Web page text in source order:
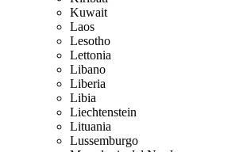
Kuwait
Laos
Lesotho
Lettonia
Libano
Liberia
Libia
Liechtenstein
Lituania
Lussemburgo